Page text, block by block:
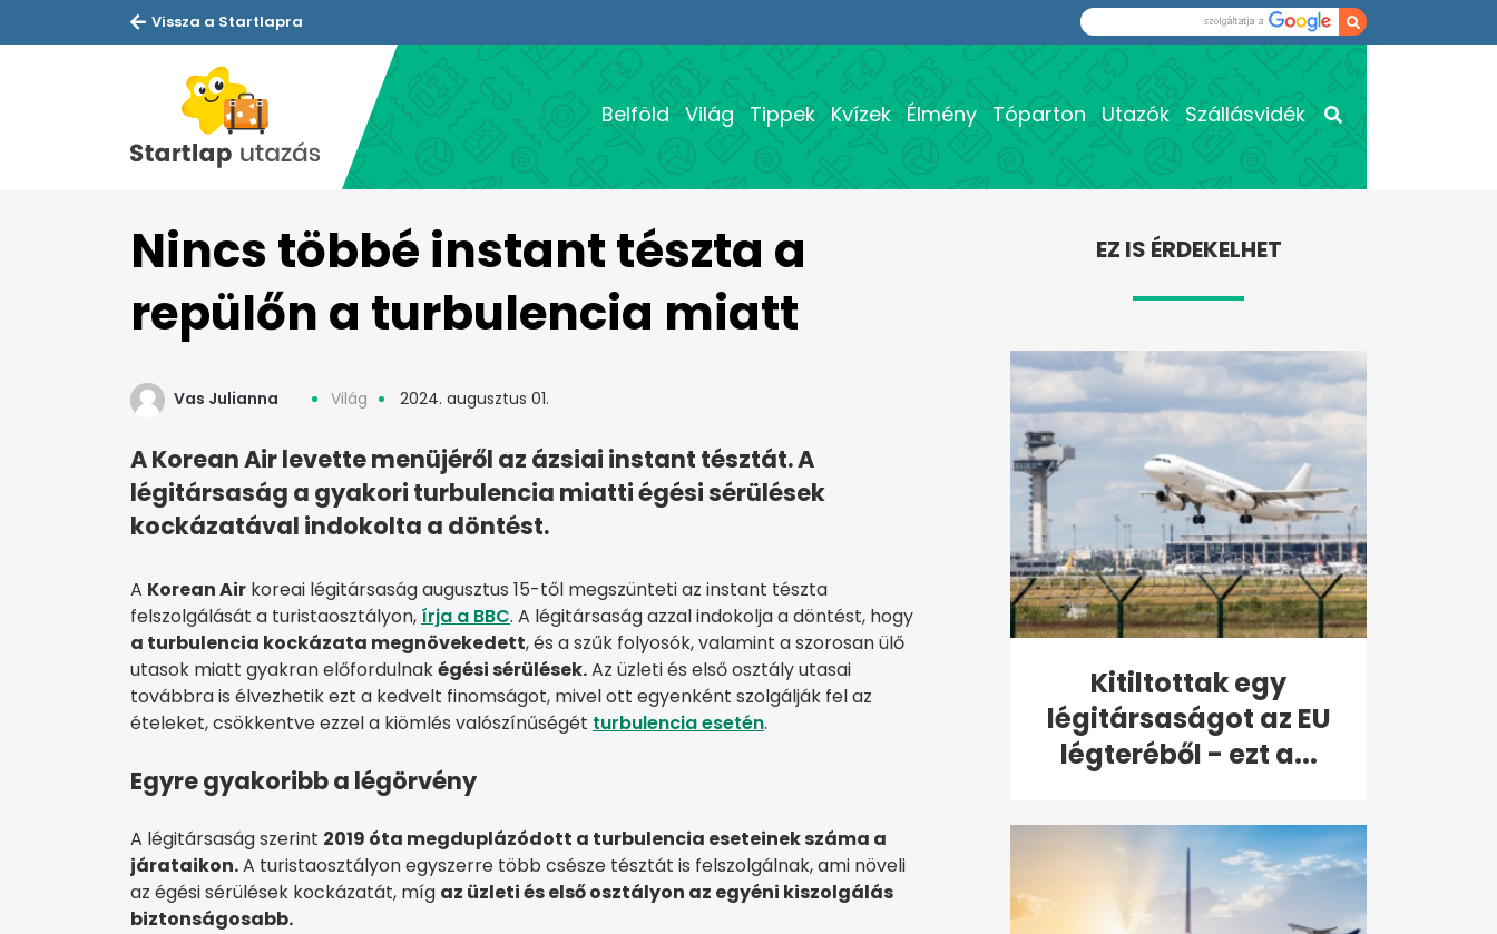
Vissza a Startlapra
Belföld Világ Tippek Kvízek Élmény Tóparton Utazók Szállásvidék
Nincs többé instant tészta a
repülőn a turbulencia miatt
Vas Julianna Világ 2024. augusztus 01.
A Korean Air levette menüjéről az ázsiai instant tésztát. A
légitársaság a gyakori turbulencia miatti égési sérülések
kockázatával indokolta a döntést.
A Korean Air koreai légitársaság augusztus 15-től megszünteti az instant tészta
felszolgálását a turistaosztályon, írja a BBC. A légitársaság azzal indokolja a döntést, hogy
a turbulencia kockázata megnövekedett, és a szűk folyosók, valamint a szorosan ülő
utasok miatt gyakran előfordulnakégési sérülések.Az üzleti és első osztály utasai
továbbra is élvezhetik ezt a kedvelt finomságot, mivel ott egyenként szolgálják fel az
ételeket, csökkentve ezzel a kiömlés valószínűségét turbulencia esetén.
Egyre gyakoribb a légörvény
A légitársaság szerint 2019 óta megduplázódott a turbulencia eseteinek száma a
járataikon.A turistaosztályon egyszerre több csésze tésztát is felszolgálnak, ami növeli
az égési sérülések kockázatát, míg az üzleti és első osztályon az egyéni kiszolgálás
biztonságosabb.
EZ IS ÉRDEKELHET
Kitiltottak egy
légitársaságot az EU
légteréből - ezt a...